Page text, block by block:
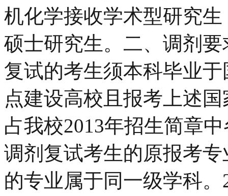
机化学接收学术型研究
硕士研究生。二、调剂
复试的考生须本科毕业于
点建设高校且报考上述
占我校2013年招生简章
调剂复试考生的原报考
的专业属于同一级学科